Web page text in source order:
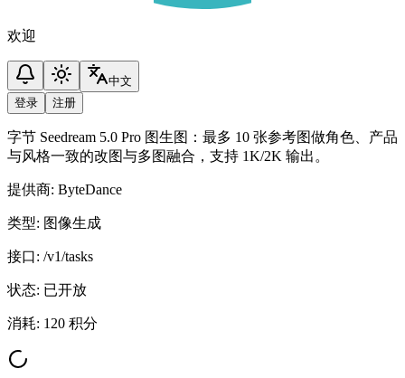
欢迎
中文
登录
注册
字节 Seedream 5.0 Pro 图生图：最多 10 张参考图做角色、产品
与风格一致的改图与多图融合，支持 1K/2K 输出。
提供商: ByteDance
类型: 图像生成
接口: /v1/tasks
状态: 已开放
消耗: 120 积分